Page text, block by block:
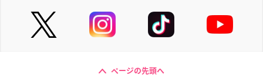
ページの先頭へ